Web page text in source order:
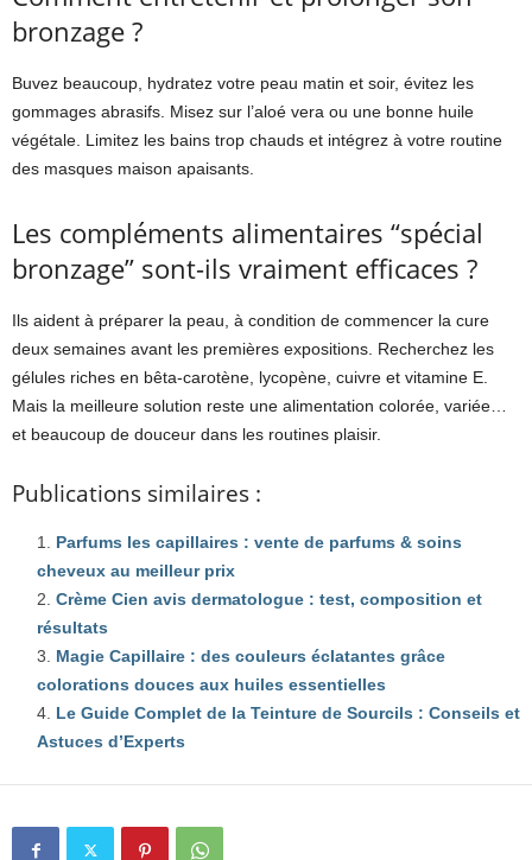
bronzage ?
Buvez beaucoup, hydratez votre peau matin et soir, évitez les
gommages abrasifs. Misez sur l’aloé vera ou une bonne huile
végétale. Limitez les bains trop chauds et intégrez à votre routine
des masques maison apaisants.
Les compléments alimentaires “spécial
bronzage” sont-ils vraiment efficaces ?
Ils aident à préparer la peau, à condition de commencer la cure
deux semaines avant les premières expositions. Recherchez les
gélules riches en bêta-carotène, lycopène, cuivre et vitamine E.
Mais la meilleure solution reste une alimentation colorée, variée…
et beaucoup de douceur dans les routines plaisir.
Publications similaires :
Parfums les capillaires : vente de parfums & soins
cheveux au meilleur prix
Crème Cien avis dermatologue : test, composition et
résultats
Magie Capillaire : des couleurs éclatantes grâce
colorations douces aux huiles essentielles
Le Guide Complet de la Teinture de Sourcils : Conseils et
Astuces d’Experts